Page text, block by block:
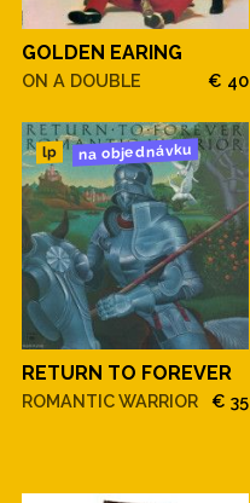
GOLDEN EARING
ON A DOUBLE € 40
lp na objednávku
RETURN TO FOREVER
ROMANTIC WARRIOR € 35